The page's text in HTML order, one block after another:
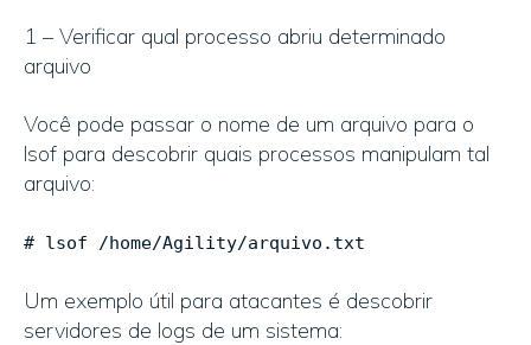
1 – Verificar qual processo abriu determinado
arquivo
Você pode passar o nome de um arquivo para o
lsof para descobrir quais processos manipulam tal
arquivo:
# lsof /home/Agility/arquivo.txt
Um exemplo útil para atacantes é descobrir
servidores de logs de um sistema: